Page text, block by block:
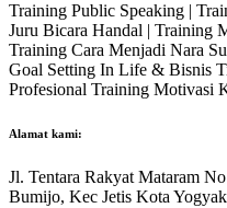
Training Public Speaking |
Juru Bicara Handal | Training
Training Cara Menjadi Nara
Goal Setting In Life & Bisnis
Profesional Training Motivasi
Alamat kami:
Jl. Tentara Rakyat Mataram
Bumijo, Kec Jetis Kota